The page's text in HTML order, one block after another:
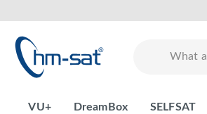
VU+ DreamBox SELFSAT